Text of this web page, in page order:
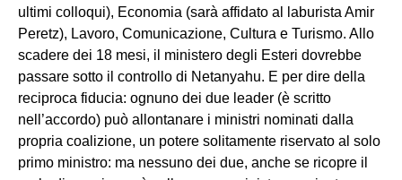
ultimi colloqui), Economia (sarà affidato al laburista Amir
Peretz), Lavoro, Comunicazione, Cultura e Turismo. Allo
scadere dei 18 mesi, il ministero degli Esteri dovrebbe
passare sotto il controllo di Netanyahu. E per dire della
reciproca fiducia: ognuno dei due leader (è scritto
nell’accordo) può allontanare i ministri nominati dalla
propria coalizione, un potere solitamente riservato al solo
primo ministro: ma nessuno dei due, anche se ricopre il